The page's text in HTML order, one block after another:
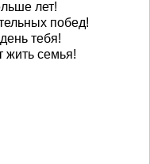
лет!
побед!
тебя!
жить семья!